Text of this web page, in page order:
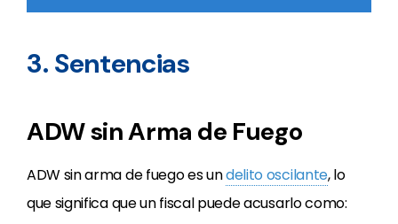
3. Sentencias
ADW sin Arma de Fuego
ADW sin arma de fuego es undelito oscilante, lo
que significa que un fiscal puede acusarlo como: